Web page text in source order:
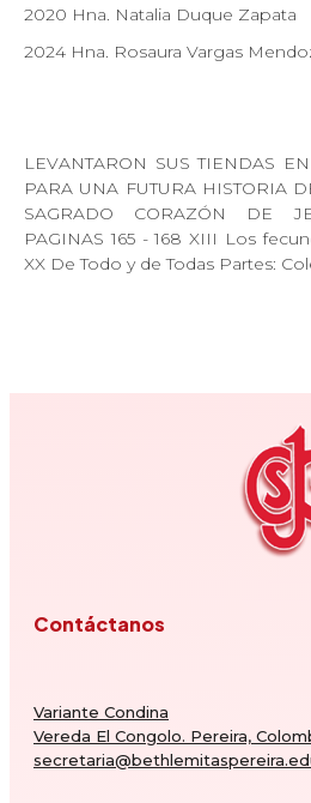
2020 Hna. Natalia Duque Zapata
2024 Hna. Rosaura Vargas
LEVANTARON SUS TIENDAS
PARA UNA FUTURA HISTORIA
SAGRADO CORAZÓN DE
PAGINAS 165 - 168 XIII Los
XX De Todo y de Todas Partes:
Contáctanos
Variante Condina
Vereda El Congolo. Pereira,